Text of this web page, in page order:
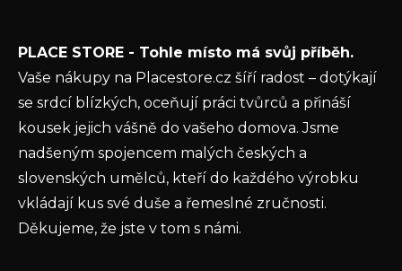
ochrany osobních údajů
PŘIHLÁSIT SE
PLACE STORE - Tohle místo má svůj příběh.
Vaše nákupy na Placestore.cz šíří radost – dotýkají
se srdcí blízkých, oceňují práci tvůrců a přináší
kousek jejich vášně do vašeho domova. Jsme
nadšeným spojencem malých českých a
slovenských umělců, kteří do každého výrobku
vkládají kus své duše a řemeslné zručnosti.
Děkujeme, že jste v tom s námi.